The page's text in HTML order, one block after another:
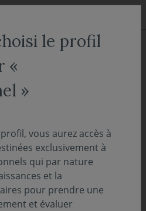
fonds
questions à un
le profil
«
»
vous aurez accès à
exclusivement à
qui par nature
et la
pour prendre une
et évaluer